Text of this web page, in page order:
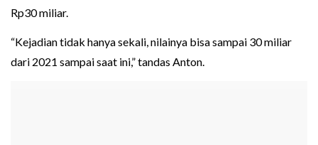
Rp30 miliar.
“Kejadian tidak hanya sekali, nilainya bisa sampai 30 miliar
dari 2021 sampai saat ini,” tandas Anton.